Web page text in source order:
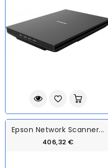
Epson Network Scanner...
406,32 €